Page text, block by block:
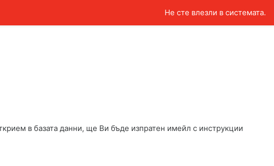
Не сте влезли в системата.
в базата данни, ще Ви бъде изпратен имейл с инструкции